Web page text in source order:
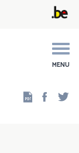
MENU